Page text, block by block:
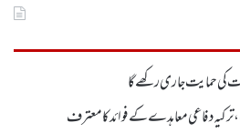
کی حمایت جاری رکھے گا
دفاعی معاہدے کے فوائد کا معترف